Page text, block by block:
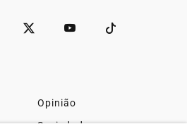
Opinião
Sociedade